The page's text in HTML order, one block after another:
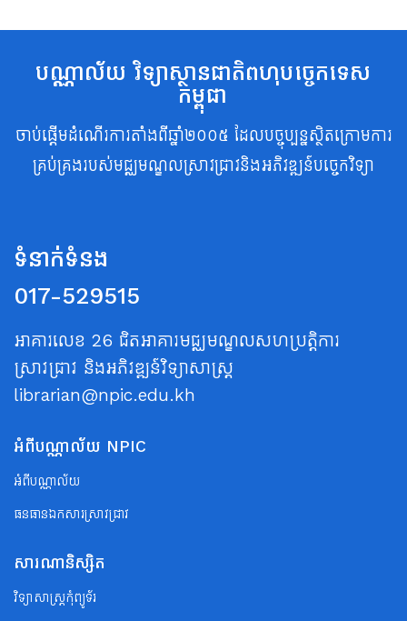
បណ្ណាល័យ វិទ្យាស្ថានជាតិពហុបច្ចេកទេស
កម្ពុជា
ចាប់ផ្តើមដំណើរការតាំងពីឆ្នាំ២០០៥ ដែលបច្ចុប្បន្នស្ថិតក្រោមការ
គ្រប់គ្រងរបស់មជ្ឈមណ្ឌលស្រាវជ្រាវនិងអភិវឌ្ឍន៍បច្ចេកវិទ្យា
ទំនាក់ទំនង
017-529515
អាគារលេខ 26 ជិតអាគារមជ្ឈមណ្ឌលសហប្រត្តិការ
ស្រាវជ្រាវ និងអភិវឌ្ឍន៍វិទ្យាសាស្ត្រ
librarian@npic.edu.kh
អំពីបណ្ណាល័យ NPIC
អំពីបណ្ណាល័យ
ធនធានឯកសារស្រាវជ្រាវ
សារណានិស្សិត
វិទ្យាសាស្ត្រកុំព្យូទ័រ